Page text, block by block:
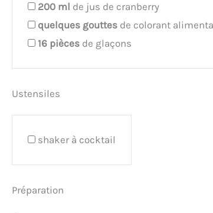
200 ml de jus de cranberry
quelques gouttes de colorant
16 pièces de glaçons
Ustensiles
shaker à cocktail
Préparation